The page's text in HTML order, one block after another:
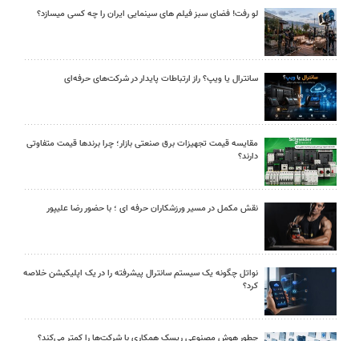
لو رفت! فضای سبز فیلم های سینمایی ایران را چه کسی میسازد؟
سانترال یا ویپ؟ راز ارتباطات پایدار در شرکت‌های حرفه‌ای
مقایسه قیمت تجهیزات برق صنعتی بازار؛ چرا برندها قیمت متفاوتی
دارند؟
نقش مکمل در مسیر ورزشکاران حرفه ای ؛ با حضور رضا علیپور
نواتل چگونه یک سیستم سانترال پیشرفته را در یک اپلیکیشن خلاصه
کرد؟
چطور هوش مصنوعی ریسک همکاری با شرکت‌ها را کمتر می‌کند؟